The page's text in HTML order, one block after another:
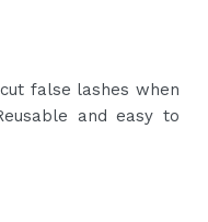
false lashes when
and easy to